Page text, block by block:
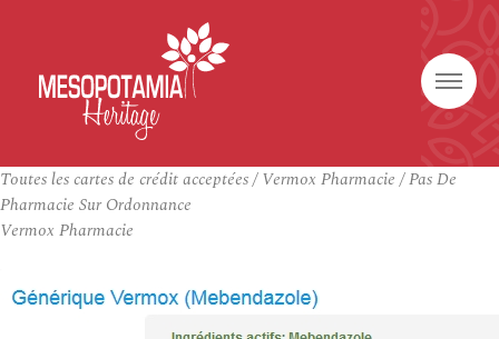
Toutes les cartes de crédit acceptées / Vermox Pharmacie / Pas De
Pharmacie Sur Ordonnance
Vermox Pharmacie